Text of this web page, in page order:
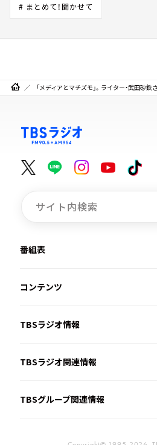
# まとめて！聞かせて
「メディアとマチズモ」。ライター・武田砂鉄
番組表
コンテンツ
TBSラジオ情報
TBSラジオ関連情報
TBSグループ関連情報